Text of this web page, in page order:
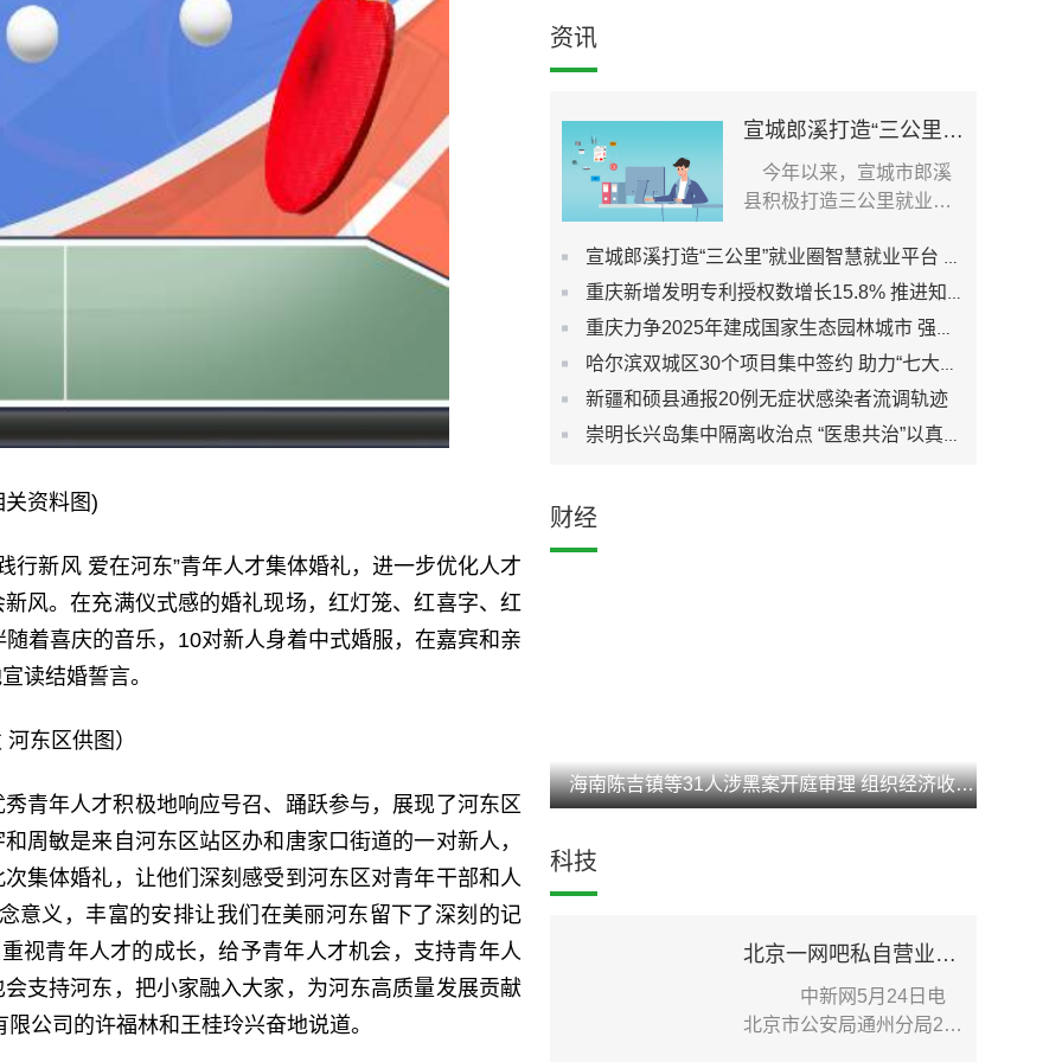
关资料图)
行新风 爱在河东”青年人才集体婚礼，进一步优化人才
风。在充满仪式感的婚礼现场，红灯笼、红喜字、红
着喜庆的音乐，10对新人身着中式婚服，在嘉宾和亲
读结婚誓言。
东区供图）
青年人才积极地响应号召、踊跃参与，展现了河东区
周敏是来自河东区站区办和唐家口街道的一对新人，
集体婚礼，让他们深刻感受到河东区对青年干部和人
意义，丰富的安排让我们在美丽河东留下了深刻的记
视青年人才的成长，给予青年人才机会，支持青年人
支持河东，把小家融入大家，为河东高质量发展贡献
公司的许福林和王桂玲兴奋地说道。
资讯
宣城郎溪打造“三公里”就业圈智慧就业平台 为居民提供就业岗位
今年以来，宣城市郎溪
县积极打造三公里就业圈
宣城郎溪打造“三公里”就业圈智慧就业平台 为居民提供就业岗位
重庆新增发明专利授权数增长15.8% 推进知识产权强市建设
重庆力争2025年建成国家生态园林城市 强化城市生态宜居性
哈尔滨双城区30个项目集中签约 助力“七大都市”建设
新疆和硕县通报20例无症状感染者流调轨迹
崇明长兴岛集中隔离收治点 “医患共治”以真心换真心
财经
海南陈吉镇等31人涉黑案开庭审理 组织经济收入达3亿元
科技
北京一网吧私自营业致疫情传播扩散 老板被刑事立案调查
中新网5月24日电
北京市公安局通州分局24